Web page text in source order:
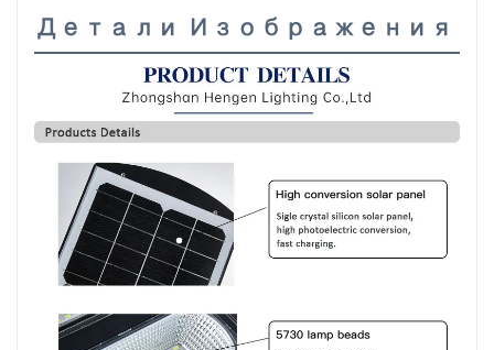
Детали Изображения